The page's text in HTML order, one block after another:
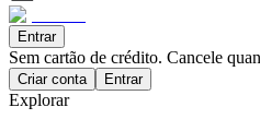
Entrar
Sem cartão de crédito. Cancele
Criar conta Entrar
Explorar